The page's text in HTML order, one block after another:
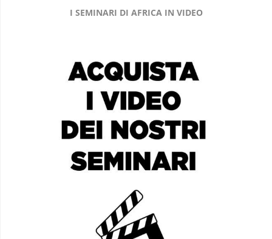
I SEMINARI DI AFRICA IN VIDEO